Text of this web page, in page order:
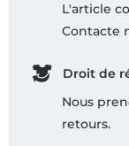
L'article
Contacte
Droit de
Nous
retours.